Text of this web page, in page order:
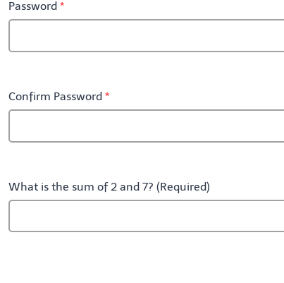
Password *
Confirm Password *
What is the sum of 2 and 7? (Required)